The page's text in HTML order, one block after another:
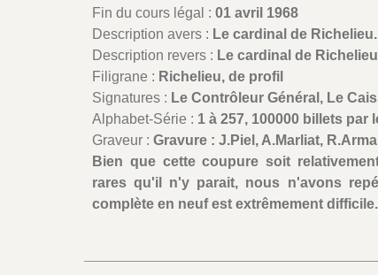
Fin du cours légal : 01 avril 1968
Description avers : Le cardinal de
Description revers : Le cardinal de
Filigrane : Richelieu, de profil
Signatures : Le Contrôleur Général, Le
Alphabet-Série : 1 à 257, 100000 billets par
Graveur : Gravure : J.Piel, A.Marliat,
Bien que cette coupure soit
rares qu'il n'y parait, nous n'avons
complète en neuf est extrêmement difficile.